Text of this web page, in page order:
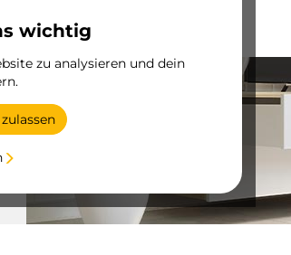
wichtig
zu analysieren und dein